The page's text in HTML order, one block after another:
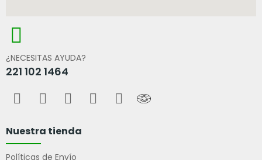
¿NECESITAS AYUDA?
221 102 1464
Nuestra tienda
Políticas de Envío